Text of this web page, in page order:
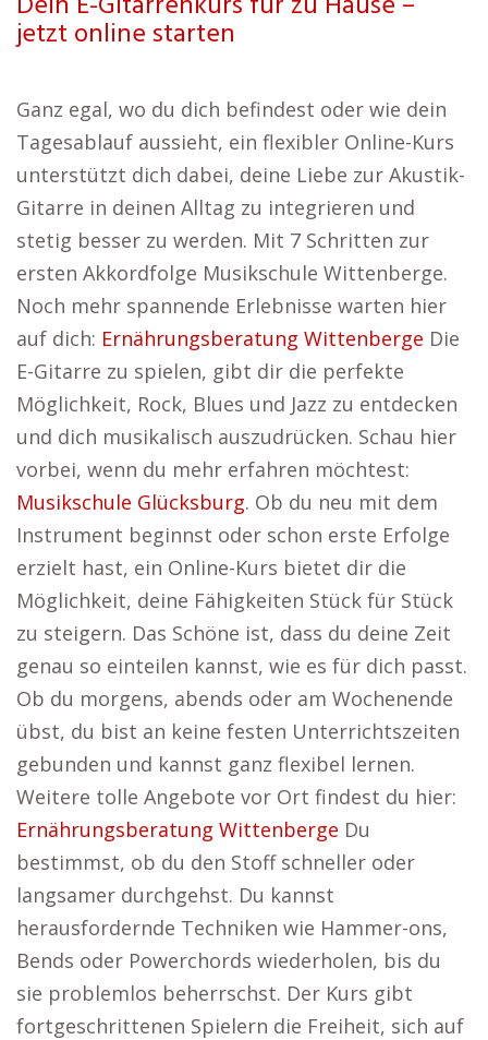
jetzt online starten
Ganz egal, wo du dich befindest oder wie dein
Tagesablauf aussieht, ein flexibler Online-Kurs
unterstützt dich dabei, deine Liebe zur Akustik-
Gitarre in deinen Alltag zu integrieren und
stetig besser zu werden. Mit 7 Schritten zur
ersten Akkordfolge Musikschule Wittenberge.
Noch mehr spannende Erlebnisse warten hier
auf dich: Ernährungsberatung Wittenberge Die
E-Gitarre zu spielen, gibt dir die perfekte
Möglichkeit, Rock, Blues und Jazz zu entdecken
und dich musikalisch auszudrücken. Schau hier
vorbei, wenn du mehr erfahren möchtest:
Musikschule Glücksburg. Ob du neu mit dem
Instrument beginnst oder schon erste Erfolge
erzielt hast, ein Online-Kurs bietet dir die
Möglichkeit, deine Fähigkeiten Stück für Stück
zu steigern. Das Schöne ist, dass du deine Zeit
genau so einteilen kannst, wie es für dich passt.
Ob du morgens, abends oder am Wochenende
übst, du bist an keine festen Unterrichtszeiten
gebunden und kannst ganz flexibel lernen.
Weitere tolle Angebote vor Ort findest du hier:
Ernährungsberatung Wittenberge Du
bestimmst, ob du den Stoff schneller oder
langsamer durchgehst. Du kannst
herausfordernde Techniken wie Hammer-ons,
Bends oder Powerchords wiederholen, bis du
sie problemlos beherrschst. Der Kurs gibt
fortgeschrittenen Spielern die Freiheit, sich auf